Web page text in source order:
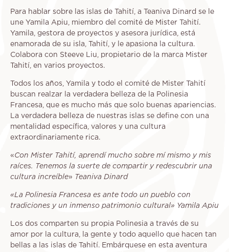
Para hablar sobre las islas de Tahití, a Teaniva Dinard se le
une Yamila Apiu, miembro del comité de Mister Tahití.
Yamila, gestora de proyectos y asesora jurídica, está
enamorada de su isla, Tahití, y le apasiona la cultura.
Colabora con Steeve Liu, propietario de la marca Mister
Tahití, en varios proyectos.
Todos los años, Yamila y todo el comité de Mister Tahití
buscan realzar la verdadera belleza de la Polinesia
Francesa, que es mucho más que solo buenas apariencias.
La verdadera belleza de nuestras islas se define con una
mentalidad específica, valores y una cultura
extraordinariamente rica.
«Con Mister Tahití, aprendí mucho sobre mí mismo y mis
raíces. Tenemos la suerte de compartir y redescubrir una
cultura increíble» Teaniva Dinard
«La Polinesia Francesa es ante todo un pueblo con
tradiciones y un inmenso patrimonio cultural» Yamila Apiu
Los dos comparten su propia Polinesia a través de su
amor por la cultura, la gente y todo aquello que hacen tan
bellas a las islas de Tahití. Embárquese en esta aventura